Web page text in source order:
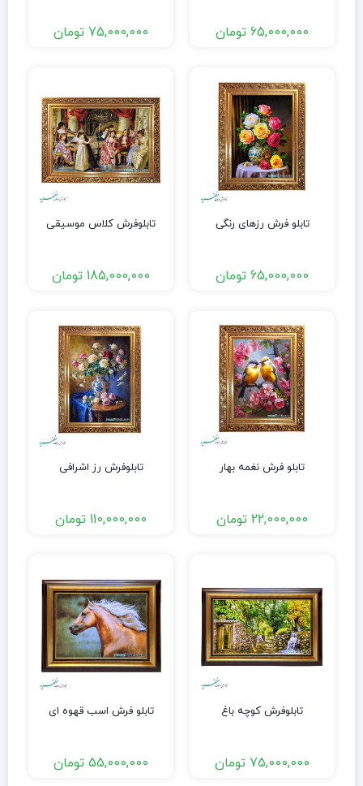
65,000,000 تومان 75,000,000 تومان
تابلو فرش رزهای رنگی
65,000,000 تومان
تابلوفرش کلاس موسیقی
185,000,000 تومان
تابلو فرش نغمه بهار
22,000,000 تومان
تابلوفرش رز اشرافی
110,000,000 تومان
تابلوفرش کوچه باغ
75,000,000 تومان
تابلو فرش اسب قهوه ای
55,000,000 تومان